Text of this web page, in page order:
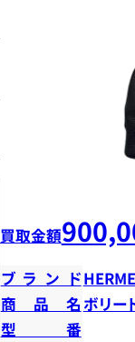
買取金額
ブランド
商品名ボリー
型番